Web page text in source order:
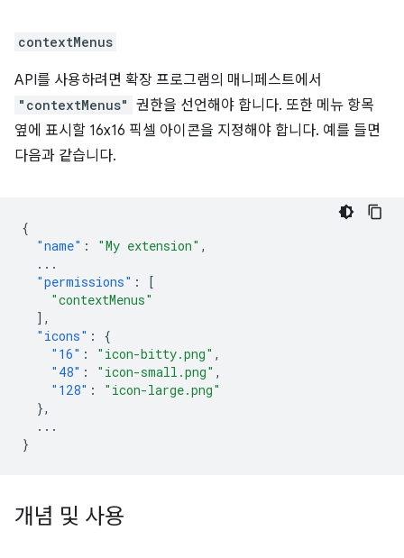
contextMenus
API를 사용하려면 확장 프로그램의 매니페스트에서
"contextMenus" 권한을 선언해야 합니다. 또한 메뉴 항목
옆에 표시할 16x16 픽셀 아이콘을 지정해야 합니다. 예를 들면
다음과 같습니다.
{
"name" : "My extension" ,
...
"permissions" :
[
"contextMenus"
],
"icons" :
{
"16" : "icon-bitty.png" ,
"48" : "icon-small.png" ,
"128" :
"icon-large.png"
},
...
}
개념 및 사용